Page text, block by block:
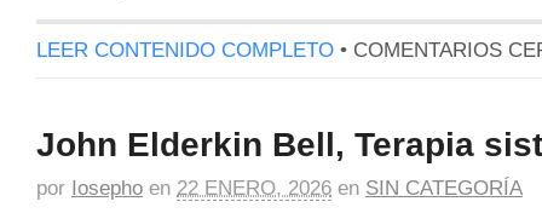
LEER CONTENIDO COMPLETO • COMENTARIOS
John Elderkin Bell, Terapia
por Iosepho en 22 ENERO, 2026 en SIN CATEGORÍA